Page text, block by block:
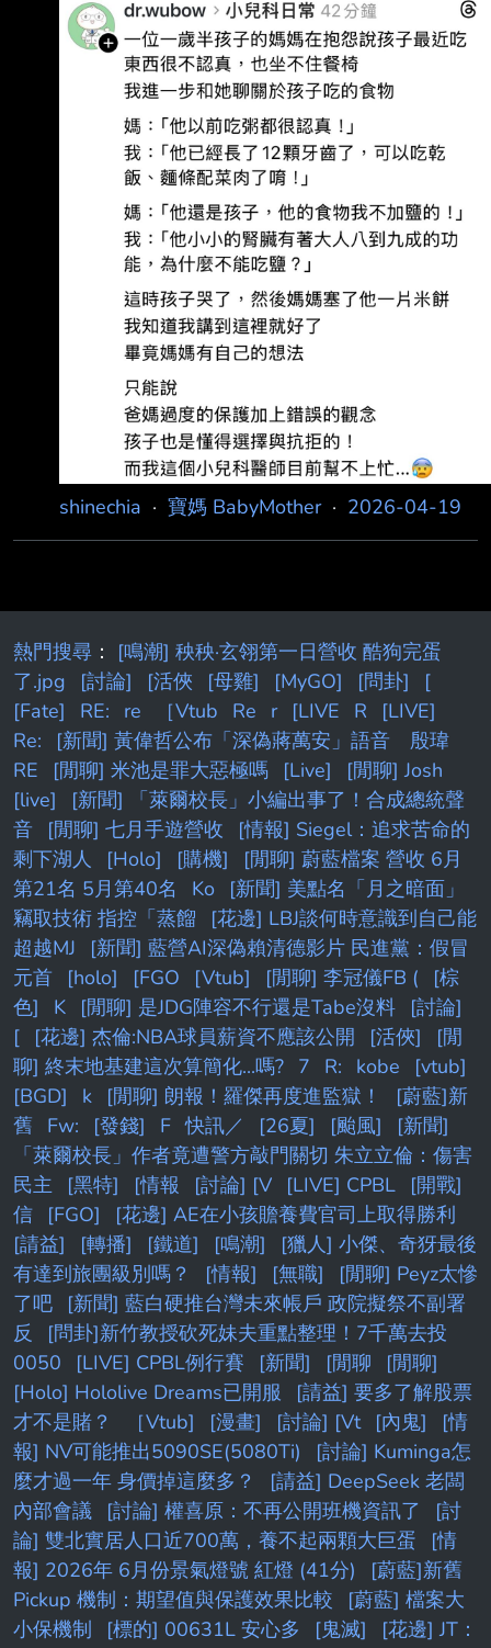
shinechia · 寶媽 BabyMother· 2026-04-19
熱門搜尋 ： [鳴潮] 秧秧·玄翎第一日營收 酷狗完蛋
了.jpg
[討論] [活俠 [母雞] [MyGO] [問卦]
[
[Fate]
RE: re ［Vtub Re r [LIVE R
[LIVE]
Re:
[新聞] 黃偉哲公布「深偽蔣萬安」語音 殷瑋
RE
[閒聊] 米池是罪大惡極嗎 [Live]
[閒聊] Josh
[live]
[新聞] 「萊爾校長」小編出事了！合成總統聲
音
[閒聊] 七月手遊營收
[情報] Siegel：追求苦命的
剩下湖人
[Holo] [購機]
[閒聊] 蔚藍檔案 營收 6月
第21名 5月第40名
Ko
[新聞] 美點名「月之暗面」
竊取技術 指控「蒸餾
[花邊] LBJ談何時意識到自己能
超越MJ
[新聞] 藍營AI深偽賴清德影片 民進黨：假冒
元首
[holo] [FGO [Vtub] [閒聊] 李冠儀FB (
[棕
色]
K [閒聊] 是JDG陣容不行還是Tabe沒料
[討論]
[
[花邊] 杰倫:NBA球員薪資不應該公開 [活俠]
[閒
聊] 終末地基建這次算簡化...嗎? 7 R: kobe
[vtub]
[BGD]
k [閒聊] 朗報！羅傑再度進監獄！
[蔚藍]新
舊 Fw: [發錢] F 快訊／ [26夏] [颱風]
[新聞]
「萊爾校長」作者竟遭警方敲門關切 朱立立倫：傷害
民主
[黑特] [情報 [討論] [V [LIVE] CPBL
[開戰]
信
[FGO]
[花邊] AE在小孩贍養費官司上取得勝利
[請益]
[轉播] [鐵道] [鳴潮]
[獵人] 小傑、奇犽最後
有達到旅團級別嗎？
[情報] [無職]
[閒聊] Peyz太慘
了吧
[新聞] 藍白硬推台灣未來帳戶 政院擬祭不副署
反
[問卦]新竹教授砍死妹夫重點整理！7千萬去投
0050
[LIVE] CPBL例行賽 [新聞] [閒聊
[閒聊]
[Holo] Hololive Dreams已開服
[請益] 要多了解股票
才不是賭？
［Vtub] [漫畫] [討論] [Vt [內鬼]
[情
報] NV可能推出5090SE(5080Ti)
[討論] Kuminga怎
麼才過一年 身價掉這麼多？
[請益] DeepSeek 老闆
內部會議
[討論] 權喜原：不再公開班機資訊了
[討
論] 雙北實居人口近700萬，養不起兩顆大巨蛋
[情
報] 2026年 6月份景氣燈號 紅燈 (41分)
[蔚藍]新舊
Pickup 機制：期望值與保護效果比較
[蔚藍] 檔案大
小保機制
[標的] 00631L 安心多 [鬼滅]
[花邊] JT：